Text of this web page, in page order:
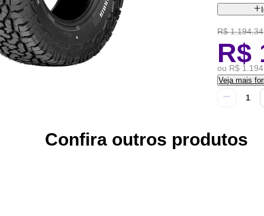
R$ 1.194,34
R$
ou R$
Veja mais
Confira outros produtos